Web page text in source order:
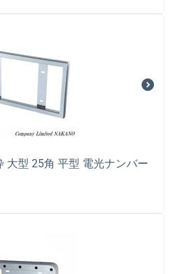
大型 25角 平型 電光ナンバー